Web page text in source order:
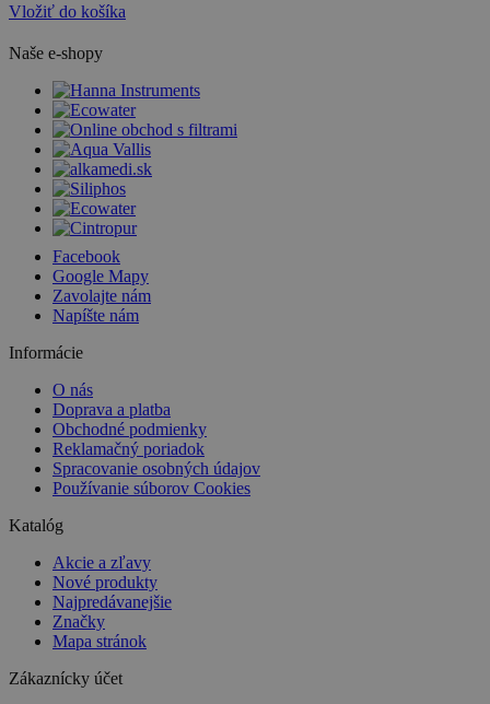
Vložiť do košíka
Naše e-shopy
Facebook
Google Mapy
Zavolajte nám
Napíšte nám
Informácie
O nás
Doprava a platba
Obchodné podmienky
Reklamačný poriadok
Spracovanie osobných údajov
Používanie súborov Cookies
Katalóg
Akcie a zľavy
Nové produkty
Najpredávanejšie
Značky
Mapa stránok
Zákaznícky účet